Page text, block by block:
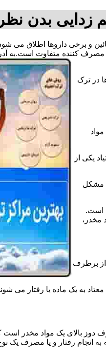
زدایی بدن
و برخی داروها اطلاق
مصرف کننده متفاوت است.به
در ترک
یکی از
مشکل
است.
مخدر،
برطرف
به یک ماده یا رفتار می
بالای یک مواد مخدر
رفتار و یا مصرف یک نوع